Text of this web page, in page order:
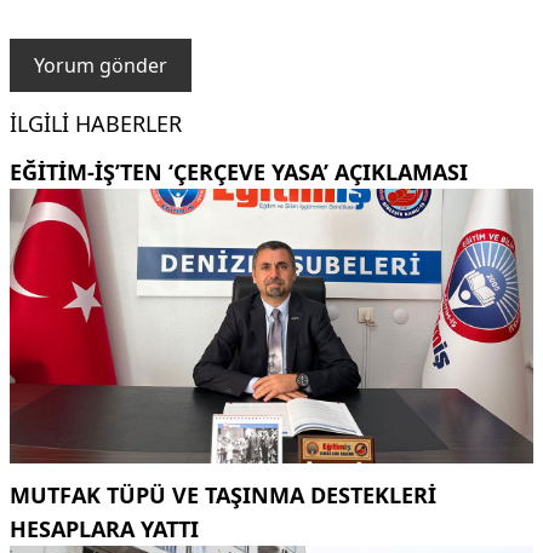
İLGILI HABERLER
EĞITIM-İŞ’TEN ‘ÇERÇEVE YASA’ AÇIKLAMASI
MUTFAK TÜPÜ VE TAŞINMA DESTEKLERI
HESAPLARA YATTI